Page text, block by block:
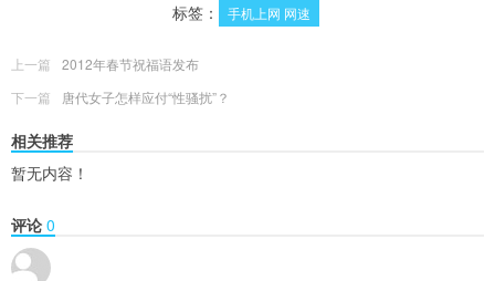
标签： 手机上网 网速
上一篇
2012年春节祝福语发布
下一篇
唐代女子怎样应付“性骚扰”？
相关推荐
暂无内容！
评论 0